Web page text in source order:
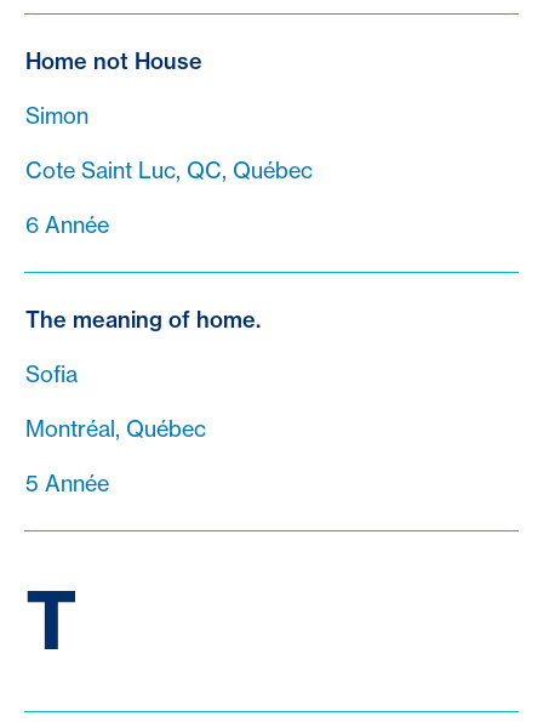
Home not House
Simon
Cote Saint Luc, QC, Québec
6 Année
The meaning of home.
Sofia
Montréal, Québec
5 Année
T